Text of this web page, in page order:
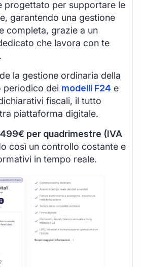
progettato per supportare le
garantendo una gestione
completa, grazie a un
che lavora con te
la gestione ordinaria della
periodico dei modelli F24 e
fiscali, il tutto
piattaforma digitale.
499€ per quadrimestre (IVA
così un controllo costante e
in tempo reale.